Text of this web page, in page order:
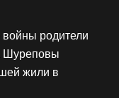
родители
Шуреповы
жили в